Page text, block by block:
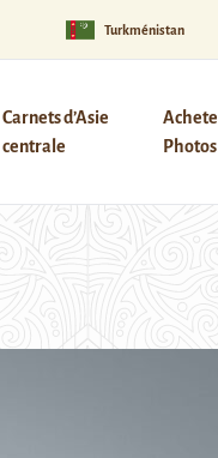
Turkménistan
Carnets d’Asie
centrale